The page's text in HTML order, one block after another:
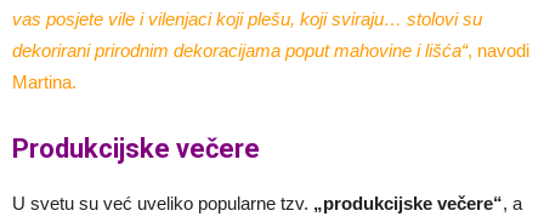
vas posjete vile i vilenjaci koji plešu, koji sviraju… stolovi su
dekorirani prirodnim dekoracijama poput mahovine i lišća“, navodi
Martina.
Produkcijske večere
U svetu su već uveliko popularne tzv. „produkcijske večere“, a